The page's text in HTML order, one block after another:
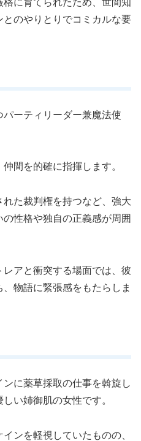
のやりとりでコミカルな要
パーティリーダー兼魔法使
間を的確に指揮します。
た裁判権を持つなど、強大
性格や独自の正義感が周囲
アと衝突する場面では、彼
物語に緊張感をもたらしま
に薬草採取の仕事を斡旋し
い姉御肌の女性です。
ンを軽視していたものの、